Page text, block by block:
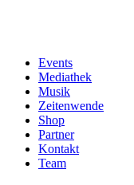
Events
Mediathek
Musik
Zeitenwende
Shop
Partner
Kontakt
Team